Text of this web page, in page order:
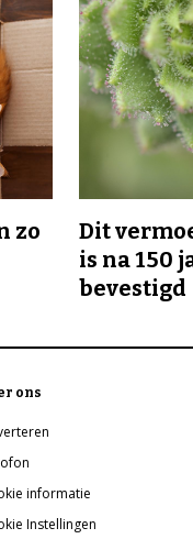
zo
Dit
is na 150
bevestigd
ons
informatie
Instellingen